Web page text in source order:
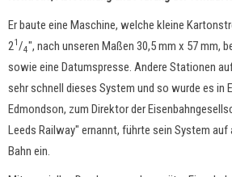
Er baute eine Maschine, welche kleine
21/4", nach unseren Maßen 30,5 mm x 57 mm,
sowie eine Datumspresse. Andere Stationen
sehr schnell dieses System und so wurde es in
Edmondson, zum Direktor der
Leeds Railway" ernannt, führte sein System
Bahn ein.